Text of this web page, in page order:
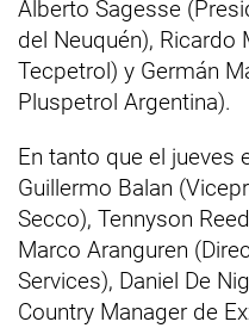
Alberto Sagesse
del Neuquén), Ricardo
Tecpetrol) y Germán
Pluspetrol Argentina).
En tanto que el jueves
Guillermo Balan
Secco), Tennyson
Marco Aranguren
Services), Daniel De
Country Manager de